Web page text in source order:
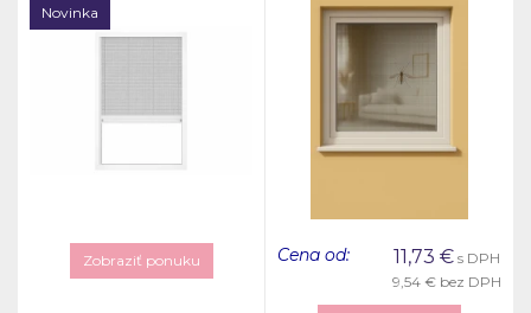
Novinka
Zobraziť ponuku Cena od: 11,73 € s DPH
9,54 € bez DPH